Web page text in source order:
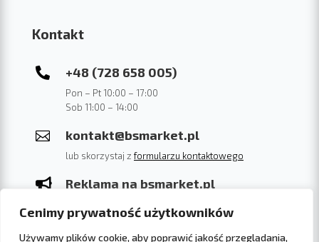
Cenimy prywatność użytkowników
Używamy plików cookie, aby poprawić jakość przeglądania,
Kontakt
 +48 (728 658 005)
Pon – Pt 10:00 – 17:00
Sob 11:00 – 14:00
 kontakt@bsmarket.pl
lub skorzystaj z formularzu kontaktowego
 Reklama na bsmarket.pl
Sprawdź cennik na 2022 rok. link.
 Agencja eCommerce